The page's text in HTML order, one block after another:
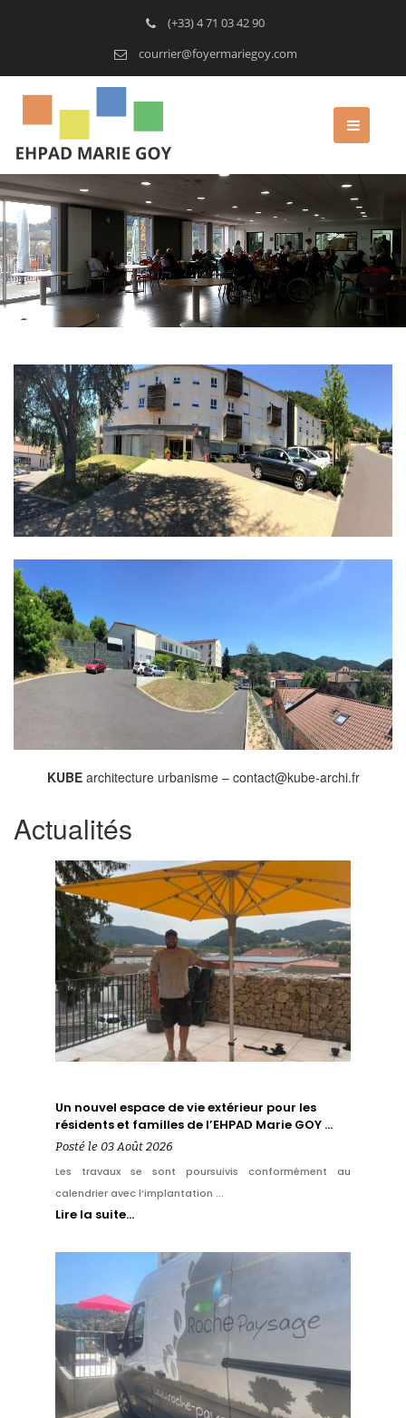
(+33) 4 71 03 42 90
courrier@foyermariegoy.com
KUBEarchitecture urbanisme – contact@kube-archi.fr
Actualités
Un nouvel espace de vie extérieur pour les
résidents et familles de l’EHPAD Marie GOY …
Posté le 03 Août 2026
Les travaux se sont poursuivis conformément au
calendrier avec l’implantation ...
Lire la suite…